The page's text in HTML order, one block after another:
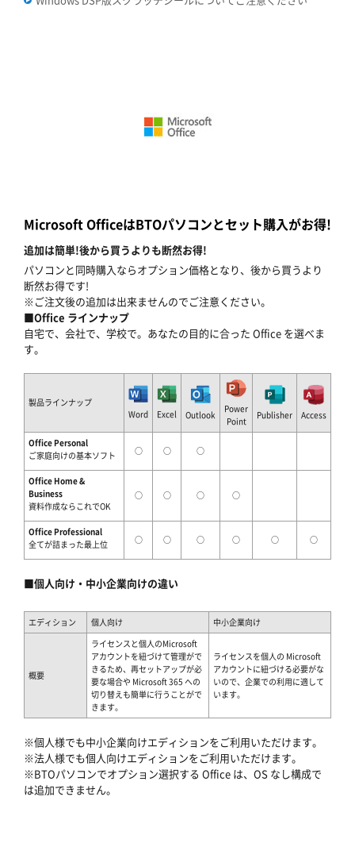
Microsoft OfficeはBTOパソコンとセット購入がお得!
追加は簡単!後から買うよりも断然お得!
パソコンと同時購入ならオプション価格となり、後から買うより
断然お得です!
※ご注文後の追加は出来ませんのでご注意ください。
■Office ラインナップ
自宅で、会社で、学校で。あなたの目的に合った Office を選べま
す。
製品ラインナップ
Word
Excel Outlook
Power
Point
Publisher Access
Office Personal
ご家庭向けの基本ソフト
○ ○ ○
Office Home &
Business
資料作成ならこれでOK
○ ○ ○ ○
Office Professional
全てが詰まった最上位
○ ○ ○ ○ ○ ○
■個人向け・中小企業向けの違い
エディション 個人向け 中小企業向け
概要
ライセンスと個人のMicrosoft
アカウントを紐づけて管理がで
きるため、再セットアップが必
要な場合や Microsoft 365 への
切り替えも簡単に行うことがで
きます。
ライセンスを個人の Microsoft
アカウントに紐づける必要がな
いので、企業での利用に適して
います。
※個人様でも中小企業向けエディションをご利用いただけます。
※法人様でも個人向けエディションをご利用いただけます。
※BTOパソコンでオプション選択する Office は、OS なし構成で
は追加できません。